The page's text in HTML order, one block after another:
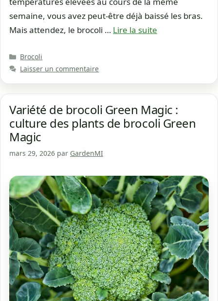
semaine, vous avez peut-être déjà baissé les bras.
Mais attendez, le brocoli … Lire la suite
Catégories
Brocoli
Laisser un commentaire
Variété de brocoli Green Magic :
culture des plants de brocoli Green
Magic
mars 29, 2026 par GardenMI